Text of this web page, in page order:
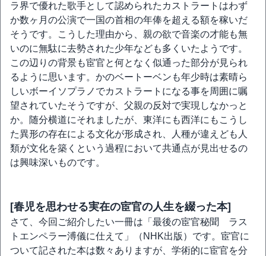
ラ界で優れた歌手として認められたカストラートはわず
か数ヶ月の公演で一国の首相の年俸を超える額を稼いだ
そうです。こうした理由から、親の欲で音楽の才能も無
いのに無駄に去勢された少年なども多くいたようです。
この辺りの背景も宦官と何となく似通った部分が見られ
るように思います。かのベートーベンも年少時は素晴ら
しいボーイソプラノでカストラートになる事を周囲に嘱
望されていたそうですが、父親の反対で実現しなかっと
か。随分横道にそれましたが、東洋にも西洋にもこうし
た異形の存在による文化が形成され、人種が違えども人
類が文化を築くという過程において共通点が見出せるの
は興味深いものです。
[春児を思わせる実在の宦官の人生を綴った本]
さて、今回ご紹介したい一冊は「最後の宦官秘聞 ラス
トエンペラー溥儀に仕えて」（NHK出版）です。宦官に
ついて記された本は数々ありますが、学術的に宦官を分